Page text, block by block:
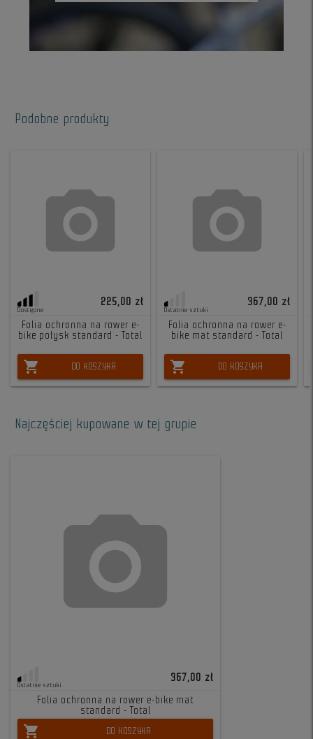
Podobne produkty
Dostępne
225,00 zł
Folia ochronna na rower e-
bike połysk standard - Total
shopping_cart DO KOSZYKA
Ostatnie sztuki
367,00 zł
Folia ochronna na rower e-
bike mat standard - Total
shopping_cart DO KOSZYKA
Najczęściej kupowane w tej grupie
Ostatnie sztuki
367,00 zł
Folia ochronna na rower e-bike mat
standard - Total
shopping_cart DO KOSZYKA